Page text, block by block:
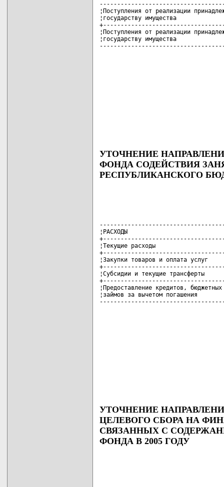
¦Поступления от реализации
¦государству имущества
¦Поступления от реализации
¦государству имущества
УТОЧНЕНИЕ
ФОНДА СОДЕЙСТВИЯ
РЕСПУБЛИКАНСКОГО
¦РАСХОДЫ
¦Текущие расходы
¦Закупки товаров и оплата
¦Субсидии и текущие
¦Предоставление кредитов,
¦займов за вычетом
УТОЧНЕНИЕ
ЦЕЛЕВОГО СБОРА НА
СВЯЗАННЫХ С
ФОНДА В 2005 ГОДУ